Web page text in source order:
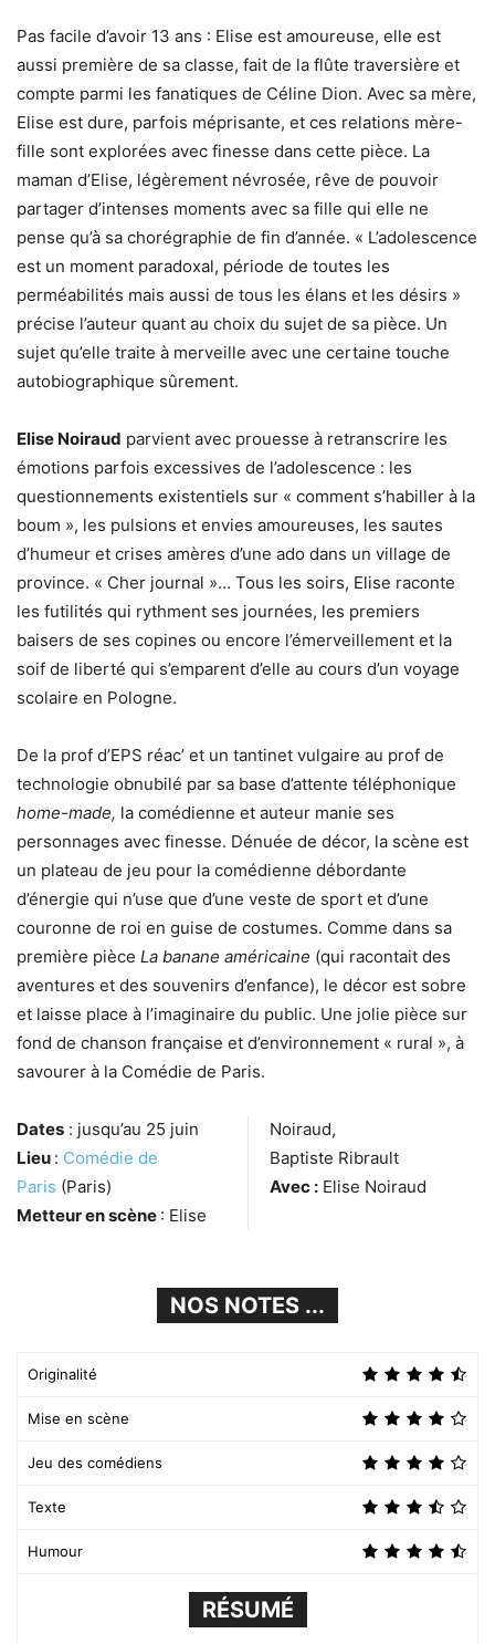
Pas facile d’avoir 13 ans : Elise est amoureuse, elle est
aussi première de sa classe, fait de la flûte traversière et
compte parmi les fanatiques de Céline Dion. Avec sa mère,
Elise est dure, parfois méprisante, et ces relations mère-
fille sont explorées avec finesse dans cette pièce. La
maman d’Elise, légèrement névrosée, rêve de pouvoir
partager d’intenses moments avec sa fille qui elle ne
pense qu’à sa chorégraphie de fin d’année. « L’adolescence
est un moment paradoxal, période de toutes les
perméabilités mais aussi de tous les élans et les désirs »
précise l’auteur quant au choix du sujet de sa pièce. Un
sujet qu’elle traite à merveille avec une certaine touche
autobiographique sûrement.
Elise Noiraud parvient avec prouesse à retranscrire les
émotions parfois excessives de l’adolescence : les
questionnements existentiels sur « comment s’habiller à la
boum », les pulsions et envies amoureuses, les sautes
d’humeur et crises amères d’une ado dans un village de
province. « Cher journal »… Tous les soirs, Elise raconte
les futilités qui rythment ses journées, les premiers
baisers de ses copines ou encore l’émerveillement et la
soif de liberté qui s’emparent d’elle au cours d’un voyage
scolaire en Pologne.
De la prof d’EPS réac’ et un tantinet vulgaire au prof de
technologie obnubilé par sa base d’attente téléphonique
home-made, la comédienne et auteur manie ses
personnages avec finesse. Dénuée de décor, la scène est
un plateau de jeu pour la comédienne débordante
d’énergie qui n’use que d’une veste de sport et d’une
couronne de roi en guise de costumes. Comme dans sa
première pièce La banane américaine (qui racontait des
aventures et des souvenirs d’enfance), le décor est sobre
et laisse place à l’imaginaire du public. Une jolie pièce sur
fond de chanson française et d’environnement « rural », à
savourer à la Comédie de Paris.
Dates : jusqu’au 25 juin
Lieu : Comédie de
Paris (Paris)
Metteur en scène : Elise
Noiraud,
Baptiste Ribrault
Avec : Elise Noiraud
NOS NOTES ...
Originalité
Mise en scène
Jeu des comédiens
Texte
Humour
RÉSUMÉ